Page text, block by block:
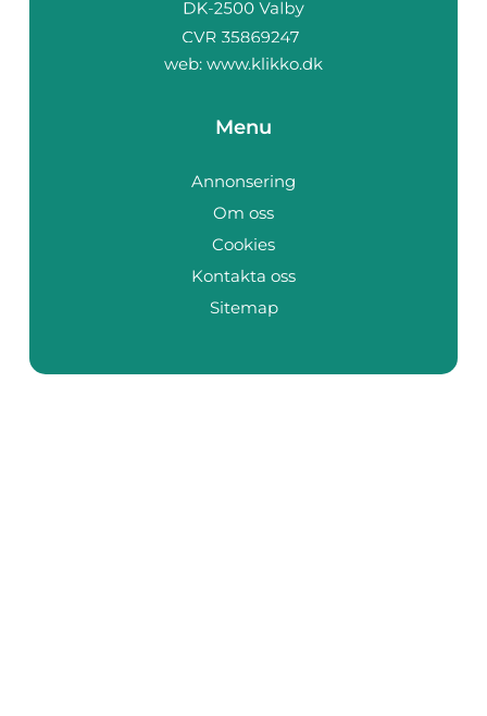
web: www.klikko.dk
Menu
Annonsering
Om oss
Cookies
Kontakta oss
Sitemap